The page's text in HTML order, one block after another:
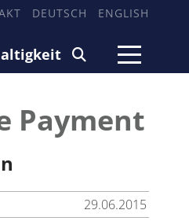
DEUTSCH ENGLISH
Payment
29.06.2015